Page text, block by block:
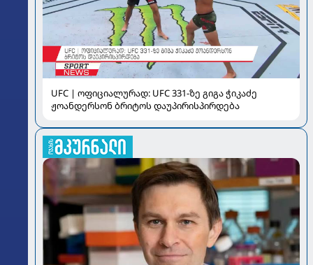
UFC | ოფიციალურად: UFC 331-ზე გიგა ჭიკაძე
ჟოანდერსონ ბრიტოს დაუპირისპირდება